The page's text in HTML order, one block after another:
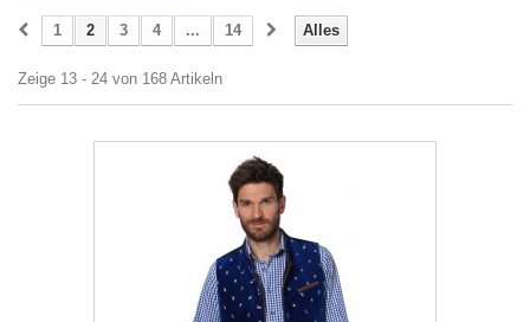
Alles
1 2 3 4 ... 14
Zeige 13 - 24 von 168 Artikeln